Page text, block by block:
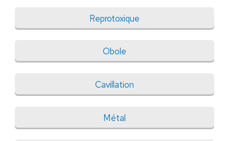
Reprotoxique
Obole
Cavillation
Métal